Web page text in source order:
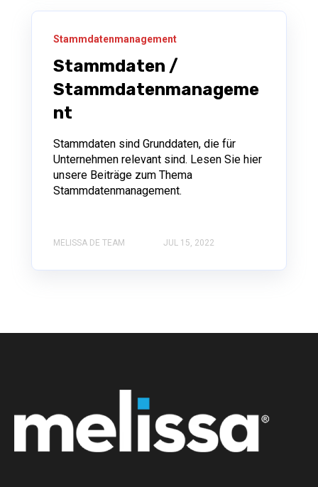
Stammdatenmanagement
Stammdaten /
Stammdatenmanageme
nt
Stammdaten sind Grunddaten, die für
Unternehmen relevant sind. Lesen Sie hier
unsere Beiträge zum Thema
Stammdatenmanagement.
MELISSA DE TEAM JUL 15, 2022